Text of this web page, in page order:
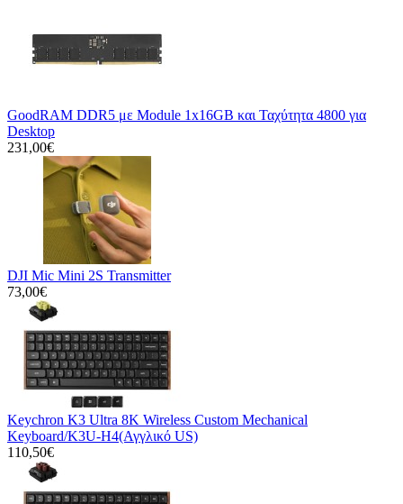
GoodRAM DDR5 με Module 1x16GB και Ταχύτητα 4800 για
Desktop
231,00€
DJI Mic Mini 2S Transmitter
73,00€
Keychron K3 Ultra 8K Wireless Custom Mechanical
Keyboard/K3U-H4(Αγγλικό US)
110,50€